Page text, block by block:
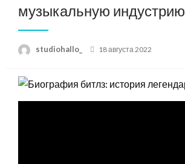
музыкальную индустрию
studiohallo_
Posted
18 августа 2022